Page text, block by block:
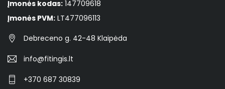
Įmonės kodas: 147709618
Įmonės PVM: LT477096113
Debreceno g. 42-48 Klaipėda
info@fitingis.lt
+370 687 30839